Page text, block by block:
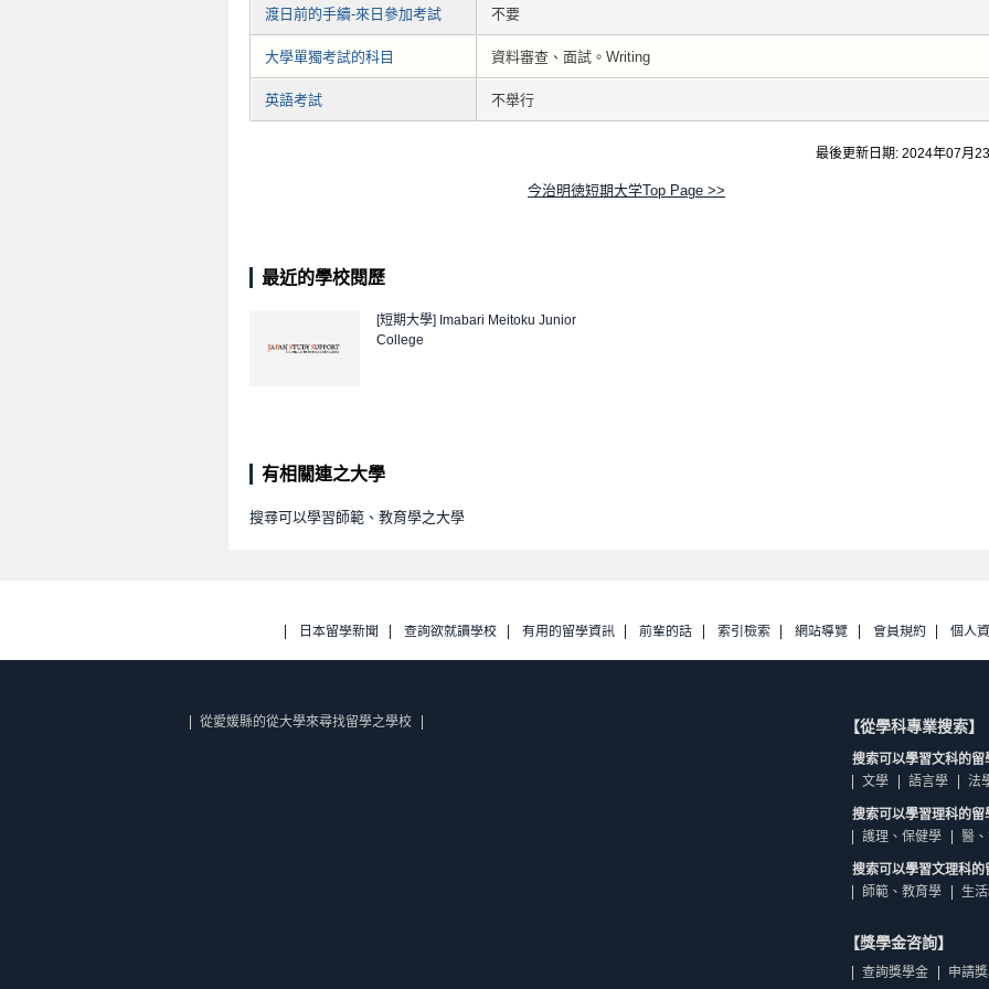
渡日前的手續-來日參加考試 不要
大學單獨考試的科目 資料審查、面試。Writing
英語考試 不舉行
最後更新日期: 2024年07月
今治明徳短期大学Top Page >>
最近的學校閱歷
[短期大學] Imabari Meitoku Junior
College
有相關連之大學
搜尋可以學習師範、教育學之大學
日本留學新聞 查詢欲就讀學校 有用的留學資訊 前輩的話 索引檢索 網站導覽 會員規約 個人
從愛媛縣的從大學來尋找留學之學校 【從學科專業搜索】
搜索可以學習文科的留
文學
語言學 法
搜索可以學習理科的留
護理、保健學
醫
搜索可以學習文理科的
師範、教育學
生
【獎學金咨詢】
查詢獎學金 申請